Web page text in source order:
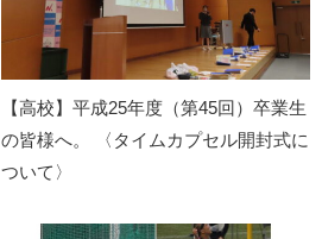
【高校】平成25年度（第45回）卒業生
の皆様へ。 〈タイムカプセル開封式に
ついて〉